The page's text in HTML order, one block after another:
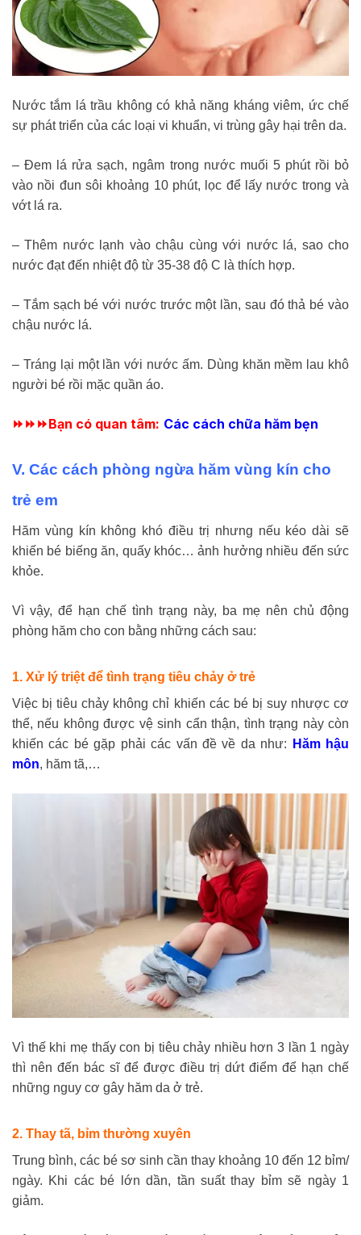
Nước tắm lá trầu không có khả năng kháng viêm, ức chế
sự phát triển của các loại vi khuẩn, vi trùng gây hại trên da.
– Đem lá rửa sạch, ngâm trong nước muối 5 phút rồi bỏ
vào nồi đun sôi khoảng 10 phút, lọc để lấy nước trong và
vớt lá ra.
– Thêm nước lạnh vào chậu cùng với nước lá, sao cho
nước đạt đến nhiệt độ từ 35-38 độ C là thích hợp.
– Tắm sạch bé với nước trước một lần, sau đó thả bé vào
chậu nước lá.
– Tráng lại một lần với nước ấm. Dùng khăn mềm lau khô
người bé rồi mặc quần áo.
⏩ ⏩ ⏩Bạn có quan tâm: Các cách chữa hăm bẹn
V. Các cách phòng ngừa hăm vùng kín cho
trẻ em
Hăm vùng kín không khó điều trị nhưng nếu kéo dài sẽ
khiến bé biếng ăn, quấy khóc… ảnh hưởng nhiều đến sức
khỏe.
Vì vậy, để hạn chế tình trạng này, ba mẹ nên chủ động
phòng hăm cho con bằng những cách sau:
1. Xử lý triệt để tình trạng tiêu chảy ở trẻ
Việc bị tiêu chảy không chỉ khiến các bé bị suy nhược cơ
thể, nếu không được vệ sinh cẩn thận, tình trạng này còn
khiến các bé gặp phải các vấn đề về da như:
Hăm hậu
môn, hăm tã,…
Vì thế khi mẹ thấy con bị tiêu chảy nhiều hơn 3 lần 1 ngày
thì nên đến bác sĩ để được điều trị dứt điểm để hạn chế
những nguy cơ gây hăm da ở trẻ.
2. Thay tã, bỉm thường xuyên
Trung bình, các bé sơ sinh cần thay khoảng 10 đến 12 bỉm/
ngày. Khi các bé lớn dần, tần suất thay bỉm sẽ ngày 1
giảm.